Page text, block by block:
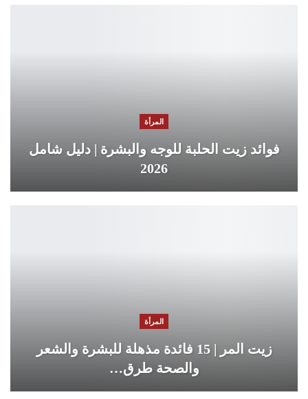
المرأة
فوائد زيت الحلبة للوجه والبشرة | دليل شامل
2026
المرأة
زيت المر | 15 فائدة مذهلة للبشرة والشعر
والصحة طرق…